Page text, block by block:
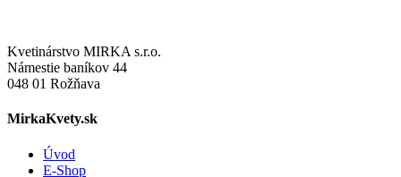
Kvetinárstvo MIRKA s.r.o.
Námestie baníkov 44
048 01 Rožňava
MirkaKvety.sk
Úvod
E-Shop